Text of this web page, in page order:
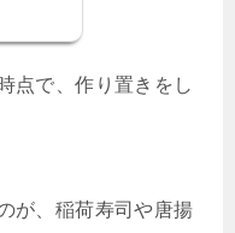
点で、作り置きをし
が、稲荷寿司や唐揚